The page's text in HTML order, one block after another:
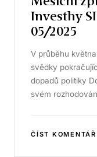
Investhy
05/2025
V průběhu
svědky
dopadů politiky
svém
ČÍST KOMENTÁŘ